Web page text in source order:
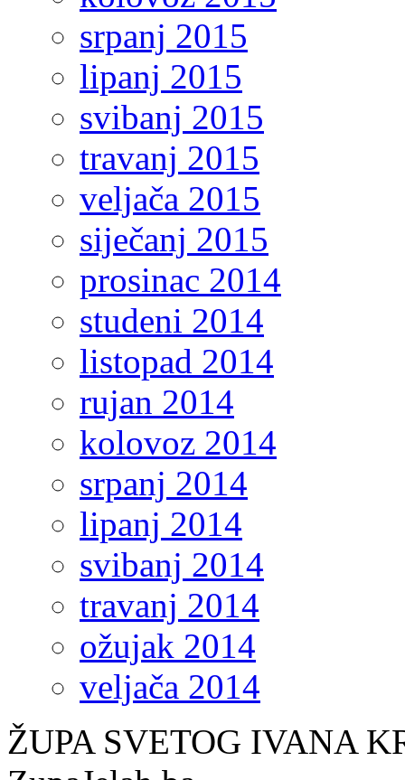
srpanj 2015
lipanj 2015
svibanj 2015
travanj 2015
veljača 2015
siječanj 2015
prosinac 2014
studeni 2014
listopad 2014
rujan 2014
kolovoz 2014
srpanj 2014
lipanj 2014
svibanj 2014
travanj 2014
ožujak 2014
veljača 2014
ŽUPA SVETOG IVANA